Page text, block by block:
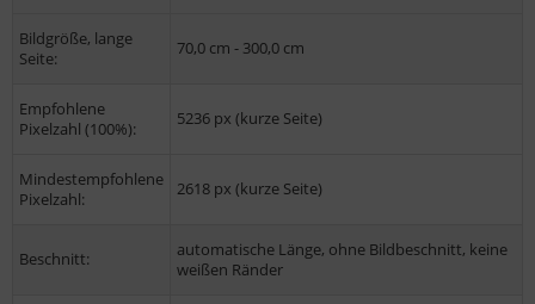
Bildgröße, lange
Seite:
70,0 cm - 300,0 cm
Empfohlene
Pixelzahl (100%):
5236 px (kurze Seite)
Mindestempfohlene
Pixelzahl:
2618 px (kurze Seite)
Beschnitt:
automatische Länge, ohne Bildbeschnitt, keine
weißen Ränder